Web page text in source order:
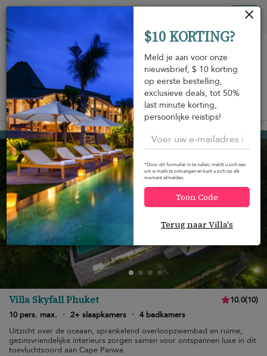
Bekijk op de kaart
Cape Panwa vanUSD 1.587
Villa Skyfall Phuket 10.0(10)
10 pers. max.
· 2+ slaapkamers · 4 badkamers
Uitzicht over de oceaan, sprankelend overloopzwembad en ruime,
gezinsvriendelijke interieurs zorgen samen voor ontspannen luxe in dit
toevluchtsoord aan Cape Panwa.
$10 KORTING?
Meld je aan voor onze
nieuwsbrief, $ 10 korting
op eerste bestelling,
exclusieve deals, tot 50%
last minute korting,
persoonlijke reistips!
*Door dit formulier in te vullen, meldt u zich aan
om e-mails te ontvangen en kunt u zich op elk
moment afmelden.
Toon Code
Terug naar Villa's
Cookies beheer paneel